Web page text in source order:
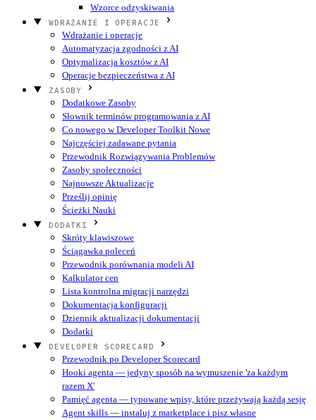
Wzorce odzyskiwania
WDRAŻANIE I OPERACJE
Wdrażanie i operacje
Automatyzacja zgodności z AI
Optymalizacja kosztów z AI
Operacje bezpieczeństwa z AI
ZASOBY
Dodatkowe Zasoby
Słownik terminów programowania z AI
Co nowego w Developer Toolkit Nowe
Najczęściej zadawane pytania
Przewodnik Rozwiązywania Problemów
Zasoby społeczności
Najnowsze Aktualizacje
Prześlij opinię
Ścieżki Nauki
DODATKI
Skróty klawiszowe
Ściągawka poleceń
Przewodnik porównania modeli AI
Kalkulator cen
Lista kontrolna migracji narzędzi
Dokumentacja konfiguracji
Dziennik aktualizacji dokumentacji
Dodatki
DEVELOPER SCORECARD
Przewodnik po Developer Scorecard
Hooki agenta — jedyny sposób na wymuszenie 'za każdym
razem X'
Pamięć agenta — typowane wpisy, które przeżywają każdą sesję
Agent skills — instaluj z marketplace i pisz własne